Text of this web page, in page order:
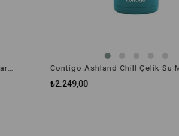
Contigo Ashland Chill Çelik Su Matarası Tek El Bas İç 590ml 2127679 Gri
₺2.249,00